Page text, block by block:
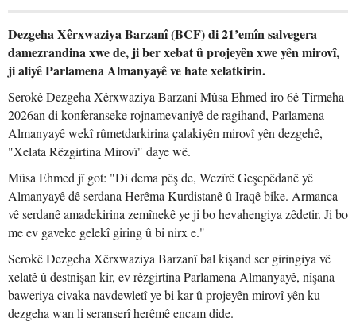
Dezgeha Xêrxwaziya Barzanî (BCF) di 21’emîn salvegera
damezrandina xwe de, ji ber xebat û projeyên xwe yên mirovî,
ji aliyê Parlamena Almanyayê ve hate xelatkirin.
Serokê Dezgeha Xêrxwaziya Barzanî Mûsa Ehmed îro 6ê Tîrmeha
2026an di konferanseke rojnamevaniyê de ragihand, Parlamena
Almanyayê wekî rûmetdarkirina çalakiyên mirovî yên dezgehê,
"Xelata Rêzgirtina Mirovî" daye wê.
Mûsa Ehmed jî got: "Di dema pêş de, Wezîrê Geşepêdanê yê
Almanyayê dê serdana Herêma Kurdistanê û Iraqê bike. Armanca
vê serdanê amadekirina zemînekê ye ji bo hevahengiya zêdetir. Ji bo
me ev gaveke gelekî giring û bi nirx e."
Serokê Dezgeha Xêrxwaziya Barzanî bal kişand ser giringiya vê
xelatê û destnîşan kir, ev rêzgirtina Parlamena Almanyayê, nîşana
baweriya civaka navdewletî ye bi kar û projeyên mirovî yên ku
dezgeha wan li seranserî herêmê encam dide.